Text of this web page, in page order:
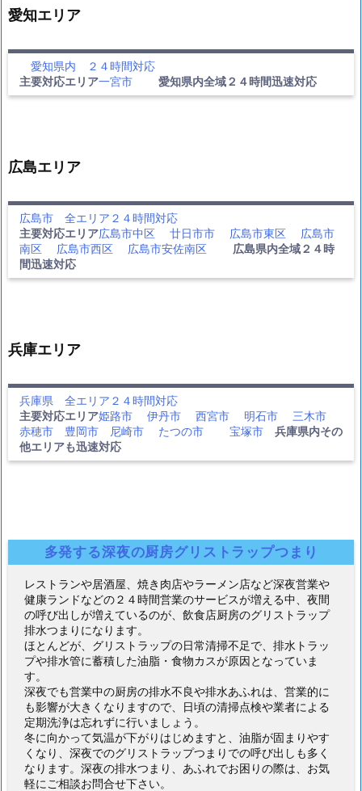
愛知エリア
愛知県内 ２４時間対応
主要対応エリア一宮市 愛知県内全域２４時間迅速対応
広島エリア
広島市 全エリア２４時間対応
主要対応エリア広島市中区 廿日市市 広島市東区
広島市
南区
広島市西区 広島市安佐南区
広島県内全域２４時
間迅速対応
兵庫エリア
兵庫県 全エリア２４時間対応
主要対応エリア姫路市 伊丹市 西宮市 明石市
三木市
赤穂市
豊岡市 尼崎市 たつの市 宝塚市
兵庫県内その
他エリアも迅速対応
多発する深夜の厨房グリストラップつまり
レストランや居酒屋、焼き肉店やラーメン店など深夜営業や
健康ランドなどの２４時間営業のサービスが増える中、夜間
の呼び出しが増えているのが、飲食店厨房のグリストラップ
排水つまりになります。
ほとんどが、グリストラップの日常清掃不足で、排水トラッ
プや排水管に蓄積した油脂・食物カスが原因となっていま
す。
深夜でも営業中の厨房の排水不良や排水あふれは、営業的に
も影響が大きくなりますので、日頃の清掃点検や業者による
定期洗浄は忘れずに行いましょう。
冬に向かって気温が下がりはじめますと、油脂が固まりやす
くなり、深夜でのグリストラップつまりでの呼び出しも多く
なります。深夜の排水つまり、あふれでお困りの際は、お気
軽にご相談お問合せ下さい。